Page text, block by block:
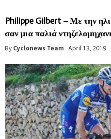
Philippe Gilbert – Με την
σαν μια παλιά
By Cyclonews Team April 13, 2019